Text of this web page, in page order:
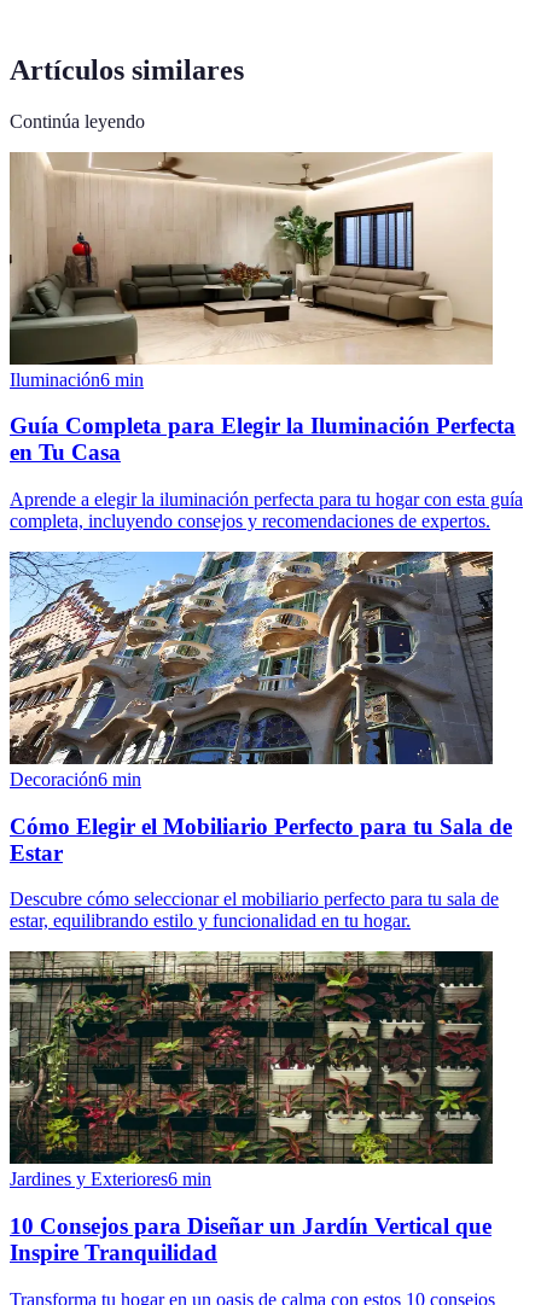
Artículos similares
Continúa leyendo
Iluminación6 min
Guía Completa para Elegir la Iluminación Perfecta
en Tu Casa
Aprende a elegir la iluminación perfecta para tu hogar con esta guía
completa, incluyendo consejos y recomendaciones de expertos.
Decoración6 min
Cómo Elegir el Mobiliario Perfecto para tu Sala de
Estar
Descubre cómo seleccionar el mobiliario perfecto para tu sala de
estar, equilibrando estilo y funcionalidad en tu hogar.
Jardines y Exteriores6 min
10 Consejos para Diseñar un Jardín Vertical que
Inspire Tranquilidad
Transforma tu hogar en un oasis de calma con estos 10 consejos